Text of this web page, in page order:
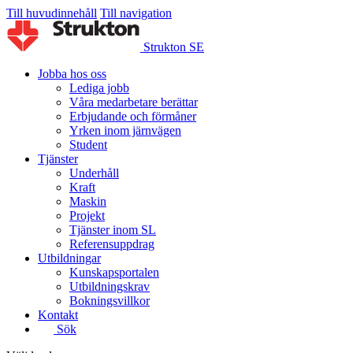
Till huvudinnehåll Till navigation
Strukton SE
Jobba hos oss
Lediga jobb
Våra medarbetare berättar
Erbjudande och förmåner
Yrken inom järnvägen
Student
Tjänster
Underhåll
Kraft
Maskin
Projekt
Tjänster inom SL
Referensuppdrag
Utbildningar
Kunskapsportalen
Utbildningskrav
Bokningsvillkor
Kontakt
Sök